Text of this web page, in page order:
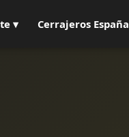
▾ Cerrajeros España